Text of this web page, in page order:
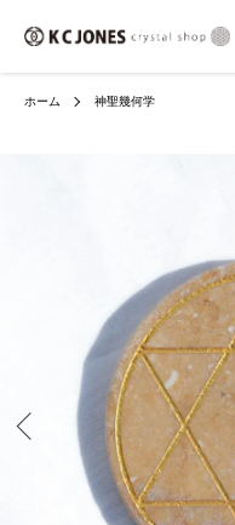
ホーム 神聖幾何学